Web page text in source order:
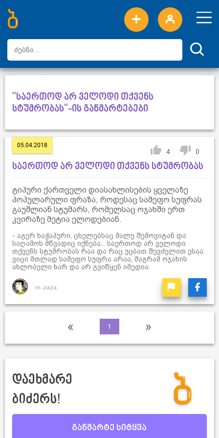
ახალი სიტყვები
ტოპ სიტყვები
დღის ტოპ სიტყვები
ტოპ მომხმარებლები
"საერთოდ არ ველოდი თქვენს
სტუმრობას"-ის განმარტებები
05.04.2018
4 0
საერთოდ არ ველოდი თქვენს სტუმრობას
ტიპური ქართველი დიასახლისების ყველაზე
პოპულარული ფრაზა, როდესაც სამეფო სუფრას
გაუშლიან სტუმარს, რომელსაც ოჯახში ერთ
კვირაზე მეტია ელოდებიან.
- აგერ ხაჭაპური, ცხელებსაც მალე შემოვიტან და
საღამოს მწვადიც იქნება... საერთოდ არ ველოდი
თქვენს სტუმრობას რაა და რაც უცბათ შევძელით ესაა.
ვიცი მთლად სამეფო სუფრა არაა, მაგრამ ოჯახის
ახლობელი ხარ და არ გვიწყენ იმედია.
m-zaza
« 1 »
დაეხმარე
ბიძერს!
განმარტე სიტყვა